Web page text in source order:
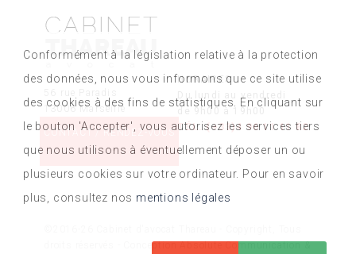
ce qui change en 2026
LIRE LA SUITE
13006 Marseille
CONTACT / RENDEZ-VOUS
HORAIRES
Du lundi au vendredi
de 9h00 à 19h00
TÉL. (+33)4 96 11 11 82
droits réservés - Conception Absolute Communication &
Conformément à la législation relative à la protection
des données, nous vous informons que ce site utilise
des cookies à des fins de statistiques. En cliquant sur
le bouton 'Accepter', vous autorisez les services tiers
que nous utilisons à éventuellement déposer un ou
plusieurs cookies sur votre ordinateur. Pour en savoir
plus, consultez nos mentions légales